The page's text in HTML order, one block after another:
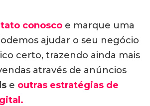
conosco e marque uma
ajudar o seu negócio
certo, trazendo ainda mais
através de anúncios
e outras estratégias de